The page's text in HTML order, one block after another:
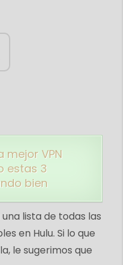
mejor VPN
estas 3
bien
lista de todas las
en Hulu. Si lo que
le sugerimos que